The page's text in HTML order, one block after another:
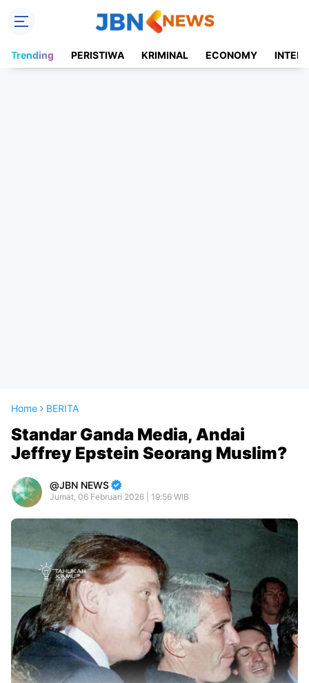
Trending PERISTIWA KRIMINAL ECONOMY
Home BERITA
Standar Ganda Media, Andai
Jeffrey Epstein Seorang Muslim?
JBN NEWS
Jumat, 06 Februari 2026 | 19:56 WIB